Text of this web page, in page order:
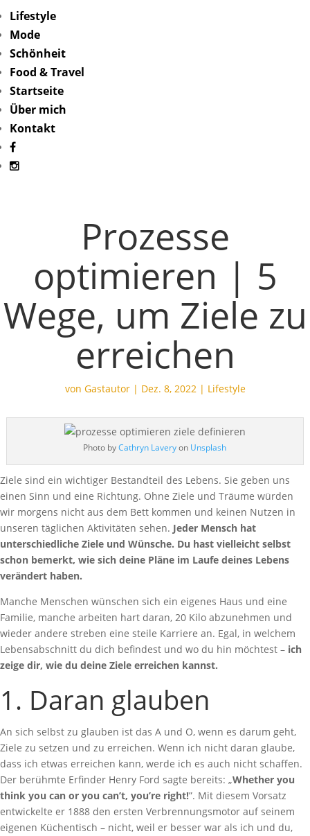
Lifestyle
Mode
Schönheit
Food & Travel
Startseite
Über mich
Kontakt
Prozesse
optimieren | 5
Wege, um Ziele zu
erreichen
von Gastautor| Dez. 8, 2022| Lifestyle
Photo byCathryn Laveryon Unsplash
Ziele sind ein wichtiger Bestandteil des Lebens. Sie geben uns
einen Sinn und eine Richtung. Ohne Ziele und Träume würden
wir morgens nicht aus dem Bett kommen und keinen Nutzen in
unseren täglichen Aktivitäten sehen. Jeder Mensch hat
unterschiedliche Ziele und Wünsche. Du hast vielleicht selbst
schon bemerkt, wie sich deine Pläne im Laufe deines Lebens
verändert haben.
Manche Menschen wünschen sich ein eigenes Haus und eine
Familie, manche arbeiten hart daran, 20 Kilo abzunehmen und
wieder andere streben eine steile Karriere an. Egal, in welchem
Lebensabschnitt du dich befindest und wo du hin möchtest – ich
zeige dir, wie du deine Ziele erreichen kannst.
1. Daran glauben
An sich selbst zu glauben ist das A und O, wenn es darum geht,
Ziele zu setzen und zu erreichen. Wenn ich nicht daran glaube,
dass ich etwas erreichen kann, werde ich es auch nicht schaffen.
Der berühmte Erfinder Henry Ford sagte bereits: „Whether you
think you can or you can’t, you’re right!”. Mit diesem Vorsatz
entwickelte er 1888 den ersten Verbrennungsmotor auf seinem
eigenen Küchentisch – nicht, weil er besser war als ich und du,